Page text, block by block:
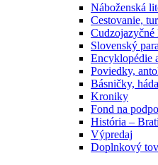
Náboženská
Cestovanie,
Slovenský
Encyklopédie
Poviedky,
Básničky,
Kroniky
Fond na
História –
Výpredaj
Doplnkový